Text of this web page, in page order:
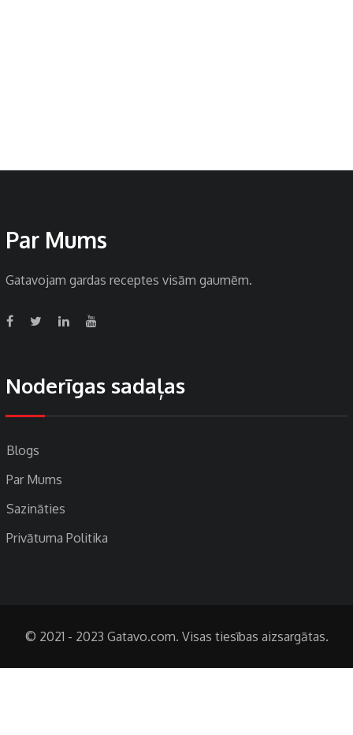
Par Mums
Gatavojam gardas receptes visām gaumēm.
Noderīgas sadaļas
Blogs
Par Mums
Sazināties
Privātuma Politika
© 2021 - 2023 Gatavo.com. Visas tiesības aizsargātas.